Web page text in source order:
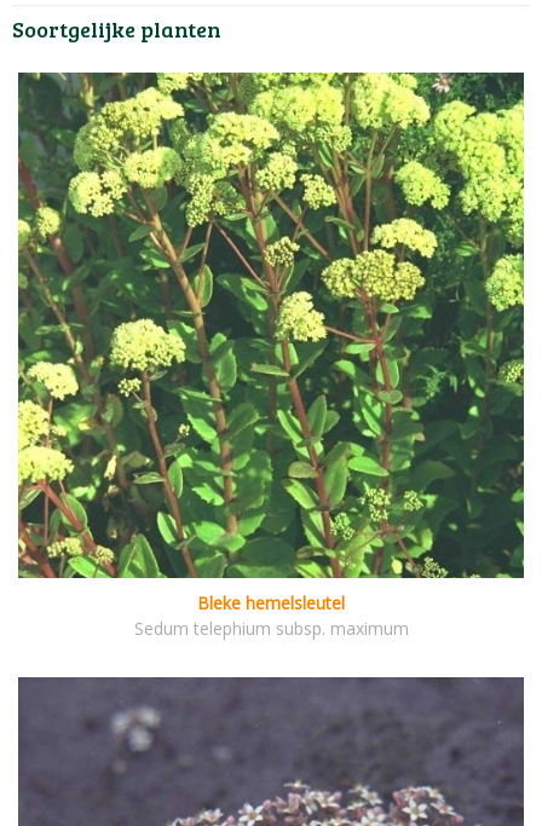
Soortgelijke planten
Bleke hemelsleutel
Sedum telephium subsp. maximum